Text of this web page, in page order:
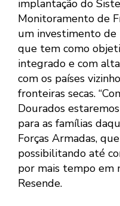
implantação do
Monitoramento de
um investimento de
que tem como
integrado e com
com os países
fronteiras secas.
Dourados
para as famílias
Forças Armadas,
possibilitando até
por mais tempo em
Resende.